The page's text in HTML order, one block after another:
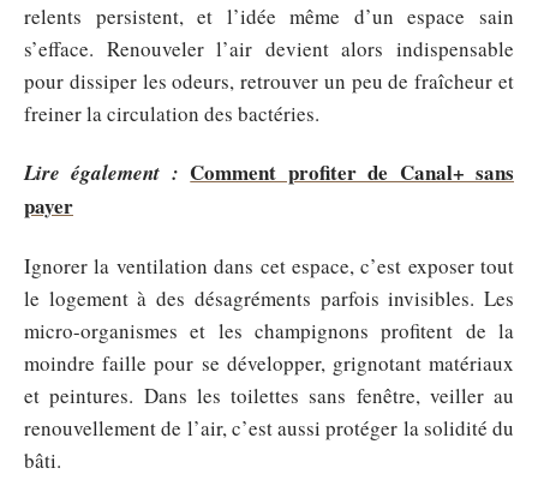
relents persistent, et l’idée même d’un espace sain
s’efface. Renouveler l’air devient alors indispensable
pour dissiper les odeurs, retrouver un peu de fraîcheur et
freiner la circulation des bactéries.
Lire également : Comment profiter de Canal+ sans
payer
Ignorer la ventilation dans cet espace, c’est exposer tout
le logement à des désagréments parfois invisibles. Les
micro-organismes et les champignons profitent de la
moindre faille pour se développer, grignotant matériaux
et peintures. Dans les toilettes sans fenêtre, veiller au
renouvellement de l’air, c’est aussi protéger la solidité du
bâti.